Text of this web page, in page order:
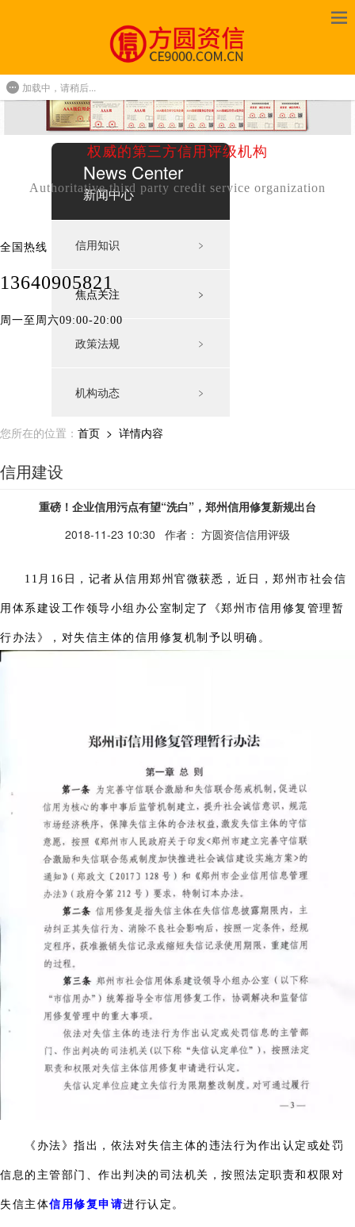
权威的第三方信用评级机构
Authoritative third party credit service organization
全国热线
13640905821
周一至周六09:00-20:00
News Center
新闻中心
信用知识 ﹥
焦点关注 ﹥
政策法规 ﹥
机构动态 ﹥
您所在的位置： 首页 > 详情内容
信用建设
重磅！企业信用污点有望“洗白”，郑州信用修复新规出台
2018-11-23 10:30
作者： 方圆资信信用评级
11月16日，记者从信用郑州官微获悉，近日，郑州市社会信
用体系建设工作领导小组办公室制定了《郑州市信用修复管理暂
行办法》，对失信主体的信用修复机制予以明确。
《办法》指出，依法对失信主体的违法行为作出认定或处罚
信息的主管部门、作出判决的司法机关，按照法定职责和权限对
失信主体信用修复申请进行认定。
加载中，请稍后...